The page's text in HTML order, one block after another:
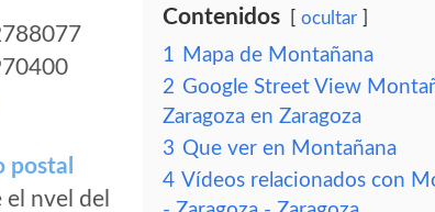
postal
nvel del
Contenidos ocultar
1 Mapa de Montañana
2 Google Street View
Zaragoza en Zaragoza
3 Que ver en Montañana
4 Vídeos relacionados con